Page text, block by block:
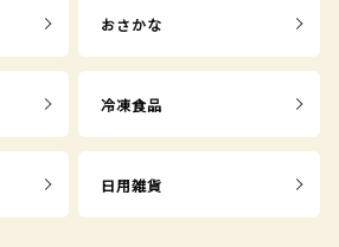
おさかな
冷凍食品
日用雑貨